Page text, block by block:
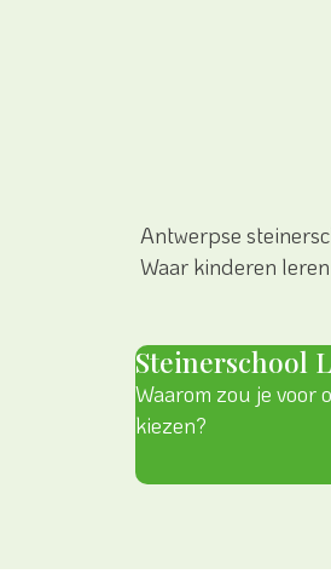
Antwerpse
Waar kinderen
Steinerschool
Waarom zou je voor
kiezen?